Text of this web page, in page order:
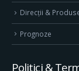
Direcţii &
Prognoze
Politici &